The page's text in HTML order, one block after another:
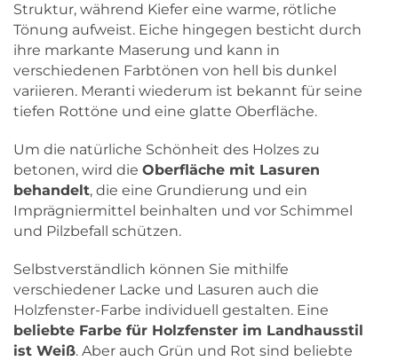
Struktur, während Kiefer eine warme, rötliche
Tönung aufweist. Eiche hingegen besticht durch
ihre markante Maserung und kann in
verschiedenen Farbtönen von hell bis dunkel
variieren. Meranti wiederum ist bekannt für seine
tiefen Rottöne und eine glatte Oberfläche.
Um die natürliche Schönheit des Holzes zu
betonen, wird die Oberfläche mit Lasuren
behandelt, die eine Grundierung und ein
Imprägniermittel beinhalten und vor Schimmel
und Pilzbefall schützen.
Selbstverständlich können Sie mithilfe
verschiedener Lacke und Lasuren auch die
Holzfenster-Farbe individuell gestalten. Eine
beliebte Farbe für Holzfenster im Landhausstil
ist Weiß. Aber auch Grün und Rot sind beliebte